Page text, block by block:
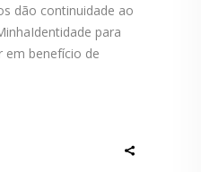
dão continuidade ao
para
em benefício de